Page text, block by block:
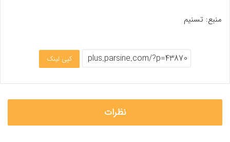
منبع: تسنیم
کپی لینک
نظرات